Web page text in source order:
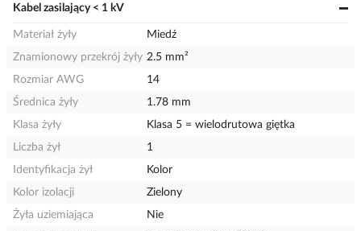
Kabel zasilający < 1 kV
Materiał żyły
Miedź
Znamionowy przekrój żyły 2.5 mm²
Rozmiar AWG
14
Średnica żyły
1.78 mm
Klasa żyły
Klasa 5 = wielodrutowa giętka
Liczba żył
1
Identyfikacja żył
Kolor
Kolor izolacji
Zielony
Żyła uziemiająca
Nie